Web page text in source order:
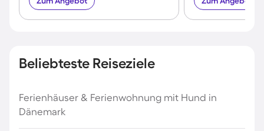
Beliebteste Reiseziele
Ferienhäuser & Ferienwohnung mit Hund in
Dänemark